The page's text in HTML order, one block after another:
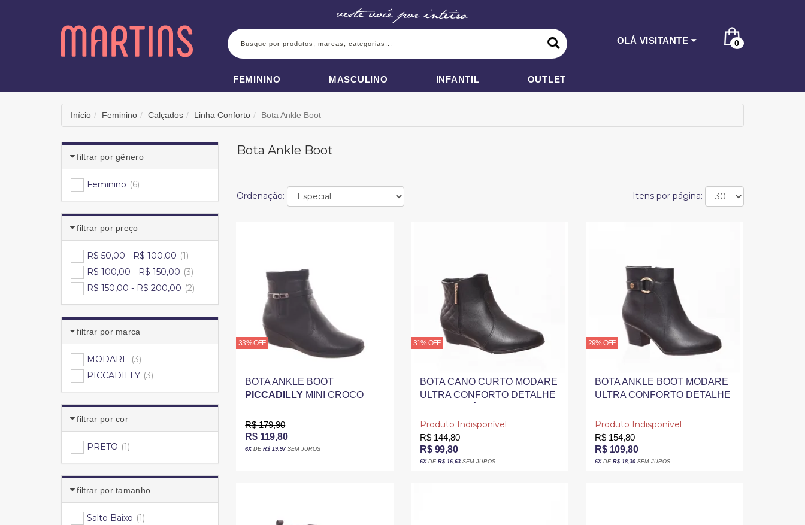
BUSCA
OLÁ VISITANTE 0
FEMININO MASCULINO INFANTIL OUTLET
Início Feminino Calçados Linha Conforto Bota Ankle Boot
filtrar por gênero
Feminino (6)
filtrar por preço
R$ 50,00 - R$ 100,00 (1)
R$ 100,00 - R$ 150,00 (3)
R$ 150,00 - R$ 200,00 (2)
filtrar por marca
MODARE (3)
PICCADILLY (3)
filtrar por cor
PRETO (1)
filtrar por tamanho
Salto Baixo (1)
Bota Ankle Boot
Ordenação: Itens por página:
33% OFF
BOTA ANKLE BOOT
PICCADILLY MINI CROCO
PRETA
R$ 179,90
R$ 119,80
6XDER$ 19,97SEM JUROS
31% OFF
BOTA CANO CURTO MODARE
ULTRA CONFORTO DETALHE
Produto Indisponível
R$ 144,80
R$ 99,80
6XDER$ 16,63 SEM JUROS
29% OFF
BOTA ANKLE BOOT MODARE
ULTRA CONFORTO DETALHE
Produto Indisponível
R$ 154,80
R$ 109,80
6XDE R$ 18,30SEM JUROS